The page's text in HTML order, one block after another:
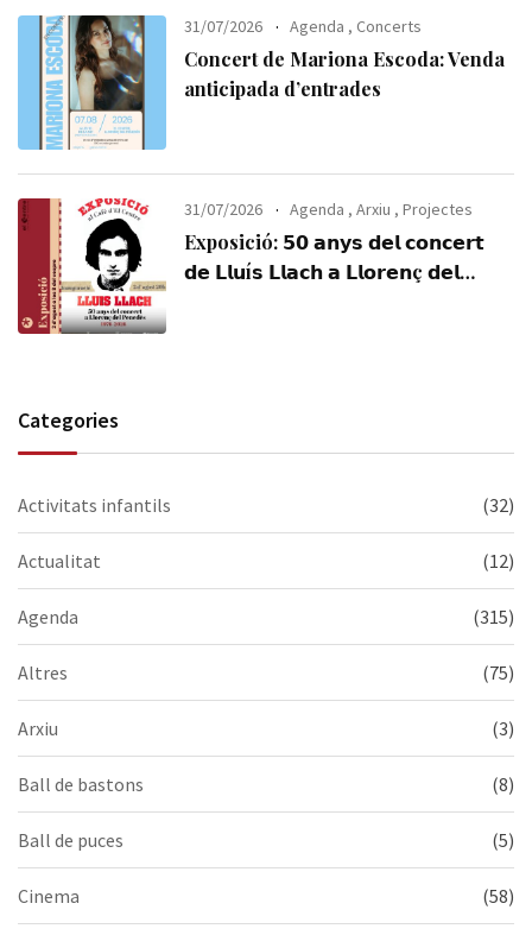
31/07/2026 Agenda , Concerts
Concert de Mariona Escoda: Venda
anticipada d’entrades
31/07/2026 Agenda ,Arxiu ,Projectes
Exposició: 𝟱𝟬 𝗮𝗻𝘆𝘀 𝗱𝗲𝗹 𝗰𝗼𝗻𝗰𝗲𝗿𝘁
𝗱𝗲 𝗟𝗹𝘂í𝘀 𝗟𝗹𝗮𝗰𝗵 𝗮 𝗟𝗹𝗼𝗿𝗲𝗻ç 𝗱𝗲𝗹
Categories
Activitats infantils (32)
Actualitat (12)
Agenda (315)
Altres (75)
Arxiu (3)
Ball de bastons (8)
Ball de puces (5)
Cinema (58)